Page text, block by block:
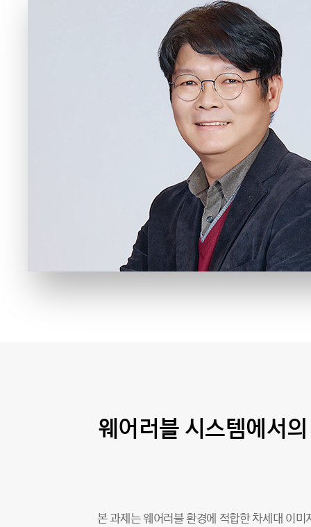
연구자 소식
웨어러블 시스템에서
본 과제는 웨어러블 환경에 적합한 차세대 이